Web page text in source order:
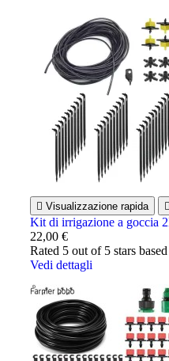
 Visualizzazione rapida 
Kit di irrigazione a goccia
22,00 €
Rated 5 out of 5 stars
Vedi dettagli